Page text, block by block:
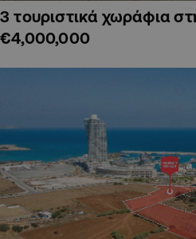
3 τουριστικά χωράφια
€4,000,000